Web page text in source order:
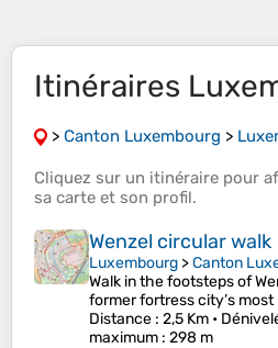
Itinéraires
> Canton Luxembourg >
Cliquez sur un itinéraire pour
sa carte et son profil.
Wenzel circular walk
Luxembourg >Canton
Walk in the footsteps of
former fortress city’s
Distance : 2,5 Km •
maximum : 298 m